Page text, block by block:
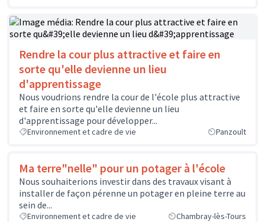
Rendre la cour plus attractive et faire en
sorte qu'elle devienne un lieu
d'apprentissage
Nous voudrions rendre la cour de l'école plus attractive
et faire en sorte qu'elle devienne un lieu
d'apprentissage pour développer...
Environnement et cadre de vie Panzoult
Ma terre"nelle" pour un potager à l'école
Nous souhaiterions investir dans des travaux visant à
installer de façon pérenne un potager en pleine terre au
sein de...
Environnement et cadre de vie Chambray-lès-Tours